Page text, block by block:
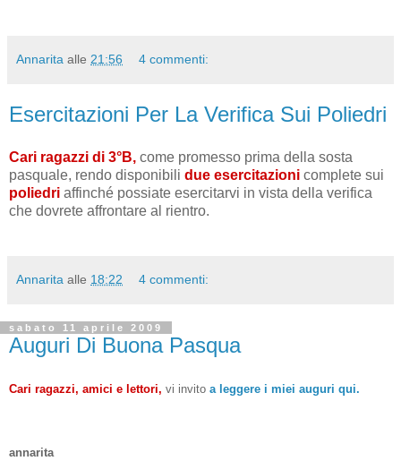
Annarita alle 21:56 4 commenti:
Esercitazioni Per La Verifica Sui Poliedri
Cari ragazzi di 3°B, come promesso prima della sosta
pasquale, rendo disponibili due esercitazioni complete sui
poliedri affinché possiate esercitarvi in vista della verifica
che dovrete affrontare al rientro.
Annarita alle 18:22 4 commenti:
sabato 11 aprile 2009
Auguri Di Buona Pasqua
Cari ragazzi, amici e lettori, vi invito a leggere i miei auguri qui.
annarita